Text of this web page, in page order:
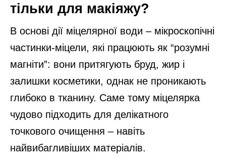
тільки для макіяжу?
В основі дії міцелярної води – мікроскопічні
частинки-міцели, які працюють як “розумні
магніти”: вони притягують бруд, жир і
залишки косметики, однак не проникають
глибоко в тканину. Саме тому міцелярка
чудово підходить для делікатного
точкового очищення – навіть
найвибагливіших матеріалів.